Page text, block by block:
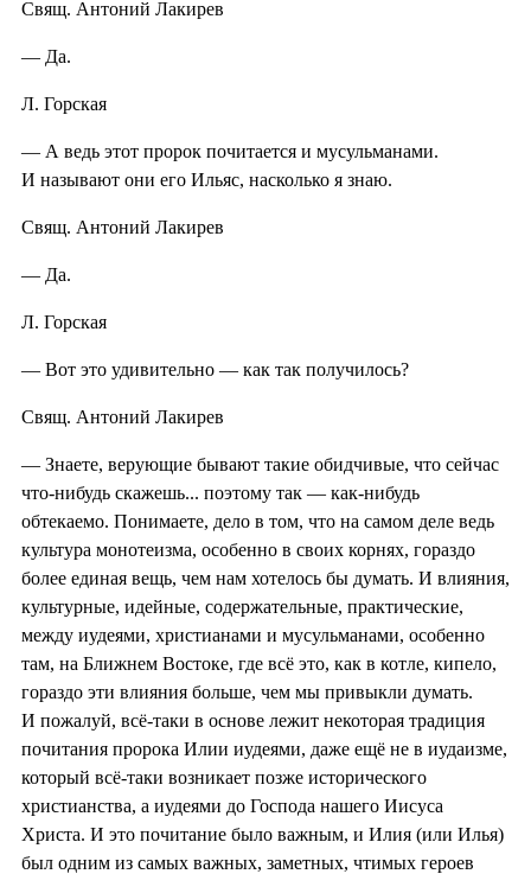
Свящ. Антоний Лакирев
— Да.
Л. Горская
— А ведь этот пророк почитается и мусульманами.
И называют они его Ильяс, насколько я знаю.
Свящ. Антоний Лакирев
— Да.
Л. Горская
— Вот это удивительно — как так получилось?
Свящ. Антоний Лакирев
— Знаете, верующие бывают такие обидчивые, что сейчас
что-нибудь скажешь... поэтому так — как-нибудь
обтекаемо. Понимаете, дело в том, что на самом деле ведь
культура монотеизма, особенно в своих корнях, гораздо
более единая вещь, чем нам хотелось бы думать. И влияния,
культурные, идейные, содержательные, практические,
между иудеями, христианами и мусульманами, особенно
там, на Ближнем Востоке, где всё это, как в котле, кипело,
гораздо эти влияния больше, чем мы привыкли думать.
И пожалуй, всё-таки в основе лежит некоторая традиция
почитания пророка Илии иудеями, даже ещё не в иудаизме,
который всё-таки возникает позже исторического
христианства, а иудеями до Господа нашего Иисуса
Христа. И это почитание было важным, и Илия (или Илья)
был одним из самых важных, заметных, чтимых героев